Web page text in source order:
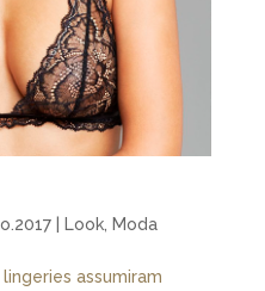
| Look, Moda
assumiram